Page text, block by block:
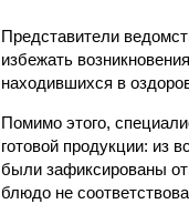
Представители
избежать
находившихся в
Помимо этого,
готовой продукции: из
были зафиксированы
блюдо не